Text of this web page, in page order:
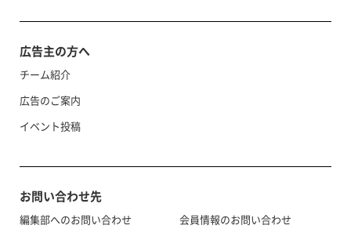
広告主の方へ
チーム紹介
広告のご案内
イベント投稿
お問い合わせ先
編集部へのお問い合わせ
会員情報のお問い合わせ